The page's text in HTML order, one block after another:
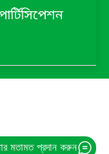
মতামত প্রদান করুন